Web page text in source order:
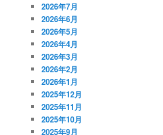
2026年7月
2026年6月
2026年5月
2026年4月
2026年3月
2026年2月
2026年1月
2025年12月
2025年11月
2025年10月
2025年9月